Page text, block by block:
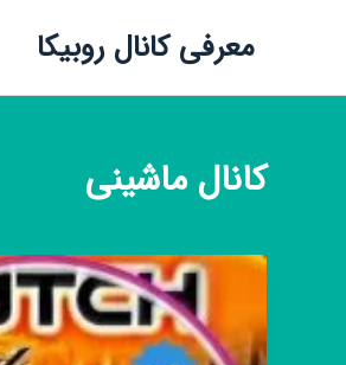
معرفی کانال روبیکا
کانال ماشینی